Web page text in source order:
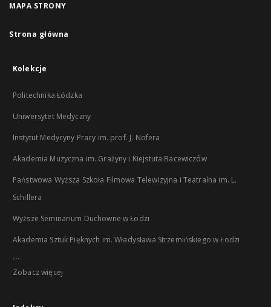
MAPA STRONY
Strona główna
Kolekcje
Politechnika Łódzka
Uniwersytet Medyczny
Instytut Medycyny Pracy im. prof. J. Nofera
Akademia Muzyczna im. Grażyny i Kiejstuta Bacewiczów
Państwowa Wyższa Szkoła Filmowa Telewizyjna i Teatralna im. L.
Schillera
Wyższe Seminarium Duchowne w Łodzi
Akademia Sztuk Pięknych im. Władysława Strzemińskiego w Łodzi
...
Zobacz więcej